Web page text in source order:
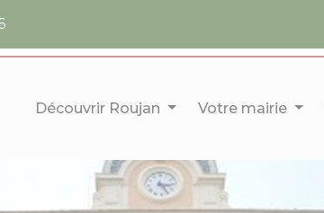
Découvrir Roujan Votre mairie